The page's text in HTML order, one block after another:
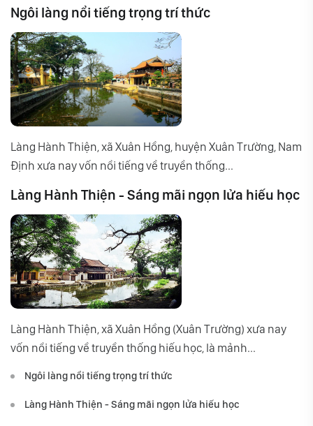
Ngôi làng nổi tiếng trọng trí thức
Làng Hành Thiện, xã Xuân Hồng, huyện Xuân Trường, Nam
Định xưa nay vốn nổi tiếng về truyền thống...
Làng Hành Thiện - Sáng mãi ngọn lửa hiếu học
Làng Hành Thiện, xã Xuân Hồng (Xuân Trường) xưa nay
vốn nổi tiếng về truyền thống hiếu học, là mảnh...
Ngôi làng nổi tiếng trọng trí thức
Làng Hành Thiện - Sáng mãi ngọn lửa hiếu học